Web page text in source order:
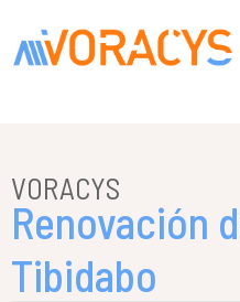
VORACYS
Renovación
Tibidabo